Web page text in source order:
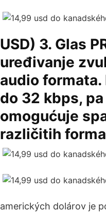
USD) 3. Glas
uređivanje
audio
do 32 kbps,
omogućuje
različitih
amerických dolárov je